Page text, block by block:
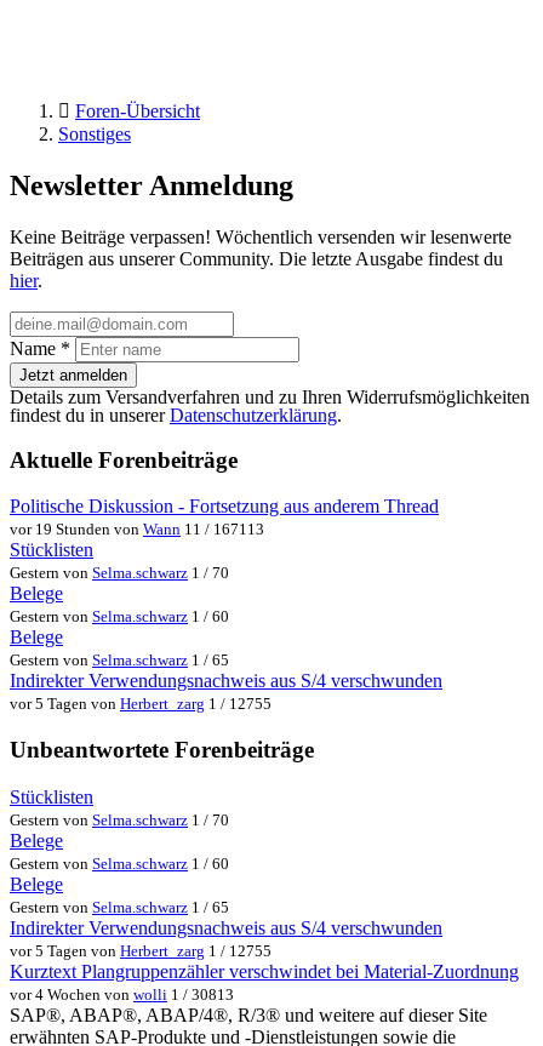
Foren-Übersicht
Sonstiges
Newsletter Anmeldung
Keine Beiträge verpassen! Wöchentlich versenden wir lesenwerte
Beiträgen aus unserer Community. Die letzte Ausgabe findest du
hier.
Name *
Jetzt anmelden
Details zum Versandverfahren und zu Ihren Widerrufsmöglichkeiten
findest du in unsererDatenschutzerklärung.
Aktuelle Forenbeiträge
Politische Diskussion - Fortsetzung aus anderem Thread
vor 19 Stunden von Wann 11 / 167113
Stücklisten
Gestern von Selma.schwarz 1 / 70
Belege
Gestern von Selma.schwarz 1 / 60
Belege
Gestern von Selma.schwarz 1 / 65
Indirekter Verwendungsnachweis aus S/4 verschwunden
vor 5 Tagen von Herbert_zarg 1 / 12755
Unbeantwortete Forenbeiträge
Stücklisten
Gestern von Selma.schwarz 1 / 70
Belege
Gestern von Selma.schwarz 1 / 60
Belege
Gestern von Selma.schwarz 1 / 65
Indirekter Verwendungsnachweis aus S/4 verschwunden
vor 5 Tagen von Herbert_zarg 1 / 12755
Kurztext Plangruppenzähler verschwindet bei Material-Zuordnung
vor 4 Wochen von wolli 1 / 30813
SAP®, ABAP®, ABAP/4®, R/3® und weitere auf dieser Site
erwähnten SAP-Produkte und -Dienstleistungen sowie die